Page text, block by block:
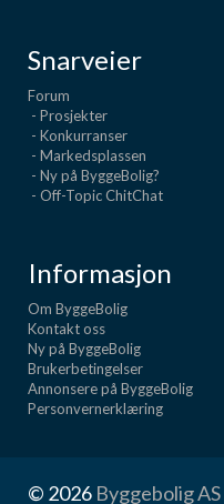
Snarveier
Forum
- Prosjekter
- Konkurranser
- Markedsplassen
- Ny på ByggeBolig?
- Off-Topic ChitChat
Informasjon
Om ByggeBolig
Kontakt oss
Ny på ByggeBolig
Brukerbetingelser
Annonsere på ByggeBolig
Personvernerklæring
© 2026 Byggebolig AS